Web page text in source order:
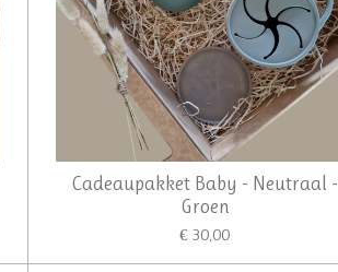
Cadeaupakket Baby - Neutraal -
Groen
€ 30,00